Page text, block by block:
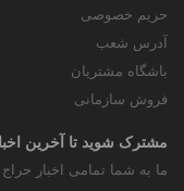
حریم خصوصی
آدرس شعب
باشگاه مشتریان
فروش سازمانی
مشترک شوید تا آخرین
ما به شما تمامی اخبار حراج